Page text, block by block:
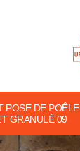
POSE DE POÊLE
GRANULÉ 09